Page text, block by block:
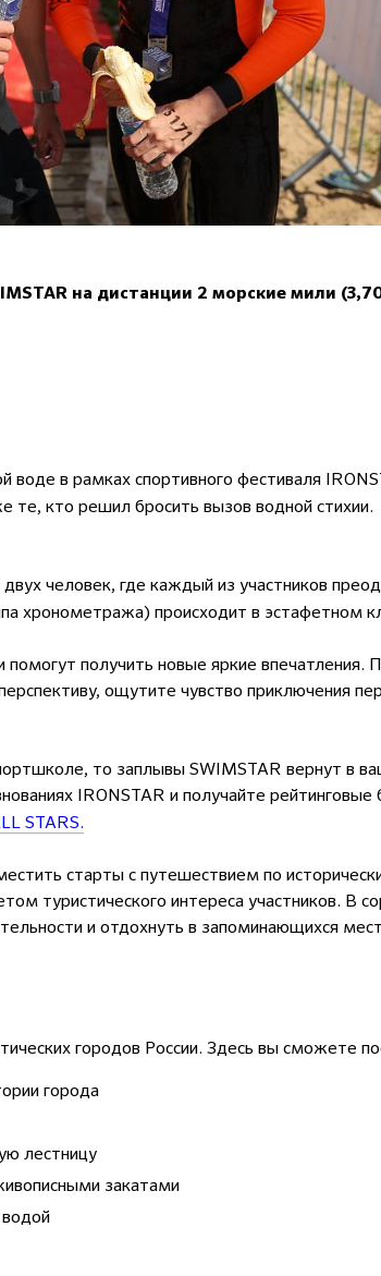
на дистанции 2 морские мили
воде в рамках спортивного фестиваля
те, кто решил бросить вызов водной стихии.
человек, где каждый из участников
хронометража) происходит в эстафетном
получить новые яркие впечатления.
ощутите чувство приключения
то заплывы SWIMSTAR вернут в
IRONSTAR и получайте
STARS.
старты с путешествием по
туристического интереса участников. В
и отдохнуть в запоминающихся
городов России. Здесь вы сможете
города
лестницу
закатами